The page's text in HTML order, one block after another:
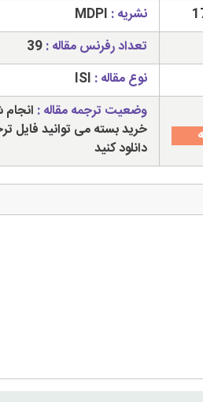
نشریه : MDPI
تعداد رفرنس مقاله :39
نوع مقاله : ISI
وضعیت ترجمه مقاله : انجام
خرید بسته می توانید فایل
دانلود کنید